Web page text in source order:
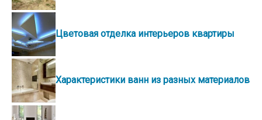
Цветовая отделка интерьеров квартиры
Характеристики ванн из разных материалов